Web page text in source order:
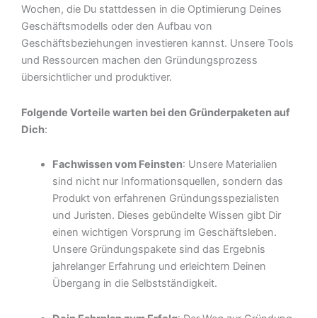
Wochen, die Du stattdessen in die Optimierung Deines
Geschäftsmodells oder den Aufbau von
Geschäftsbeziehungen investieren kannst. Unsere Tools
und Ressourcen machen den Gründungsprozess
übersichtlicher und produktiver.
Folgende Vorteile warten bei den Gründerpaketen auf
Dich:
Fachwissen vom Feinsten: Unsere Materialien
sind nicht nur Informationsquellen, sondern das
Produkt von erfahrenen Gründungsspezialisten
und Juristen. Dieses gebündelte Wissen gibt Dir
einen wichtigen Vorsprung im Geschäftsleben.
Unsere Gründungspakete sind das Ergebnis
jahrelanger Erfahrung und erleichtern Deinen
Übergang in die Selbstständigkeit.